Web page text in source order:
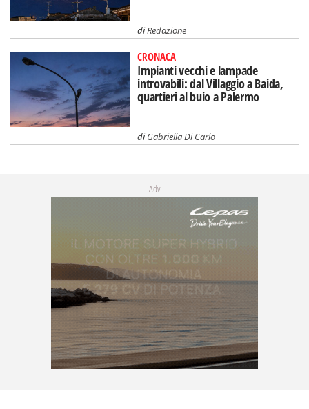
diRedazione
CRONACA
Impianti vecchi e lampade
introvabili: dal Villaggio a Baida,
quartieri al buio a Palermo
diGabriella Di Carlo
Adv